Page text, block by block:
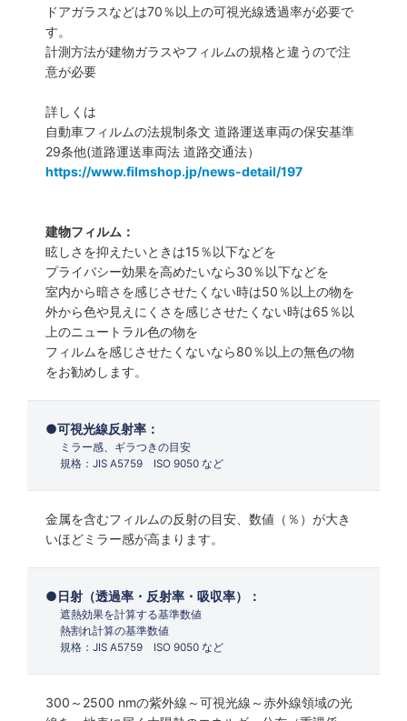
ドアガラスなどは70％以上の可視光線透過率が必要で
す。
計測方法が建物ガラスやフィルムの規格と違うので注
意が必要
詳しくは
自動車フィルムの法規制条文 道路運送車両の保安基準
29条他(道路運送車両法 道路交通法）
https://www.filmshop.jp/news-detail/197
建物フィルム：
眩しさを抑えたいときは15％以下などを
プライバシー効果を高めたいなら30％以下などを
室内から暗さを感じさせたくない時は50％以上の物を
外から色や見えにくさを感じさせたくない時は65％以
上のニュートラル色の物を
フィルムを感じさせたくないなら80％以上の無色の物
をお勧めします。
可視光線反射率：
ミラー感、ギラつきの目安
規格：JIS A5759 ISO 9050 など
金属を含むフィルムの反射の目安、数値（％）が大き
いほどミラー感が高まります。
日射（透過率・反射率・吸収率）：
遮熱効果を計算する基準数値
熱割れ計算の基準数値
規格：JIS A5759 ISO 9050 など
300～2500 nmの紫外線～可視光線～赤外線領域の光